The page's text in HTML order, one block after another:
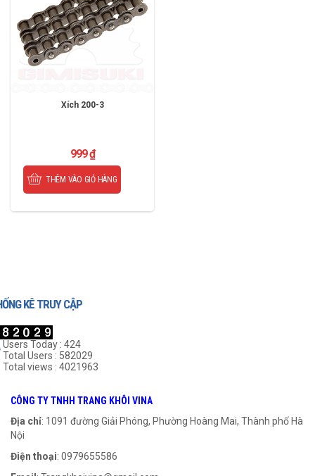
Xích 200-3
999₫
THÊM VÀO GIỎ HÀNG
KÊ TRUY CẬP
Users Today : 424
Total Users : 582029
Total views : 4021963
CÔNG TY TNHH TRANG KHÔI VINA
Địa chỉ: 1091 đường Giải Phóng, Phường Hoàng Mai, Thành phố Hà
Nội
Điện thoại: 0979655586